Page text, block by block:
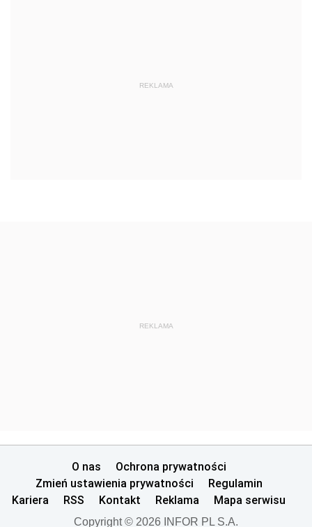
REKLAMA
REKLAMA
O nas
Ochrona prywatności
Zmień ustawienia prywatności
Regulamin
Kariera
RSS Kontakt Reklama Mapa serwisu
Copyright © 2026 INFOR PL S.A.